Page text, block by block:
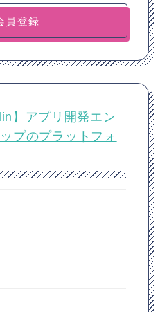
員登録
】アプリ開発エン
プのプラットフォ